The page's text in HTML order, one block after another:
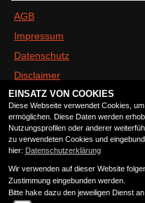
AGB
Impressum
Datenschutz
Disclaimer
Barrierefreiheit
ÖFFNUNGSZEITEN
Montag:
Dienstag:
EINSATZ VON COOKIES
Diese Webseite verwendet Cookies,
ermöglichen. Diese Daten werden
Nutzungsprofilen oder anderer
zu verwendeten Cookies und
hier: Datenschutzerklärung
Wir verwenden auf dieser Website
Zustimmung eingebunden werden.
Bitte hake dazu den jeweiligen Dienst